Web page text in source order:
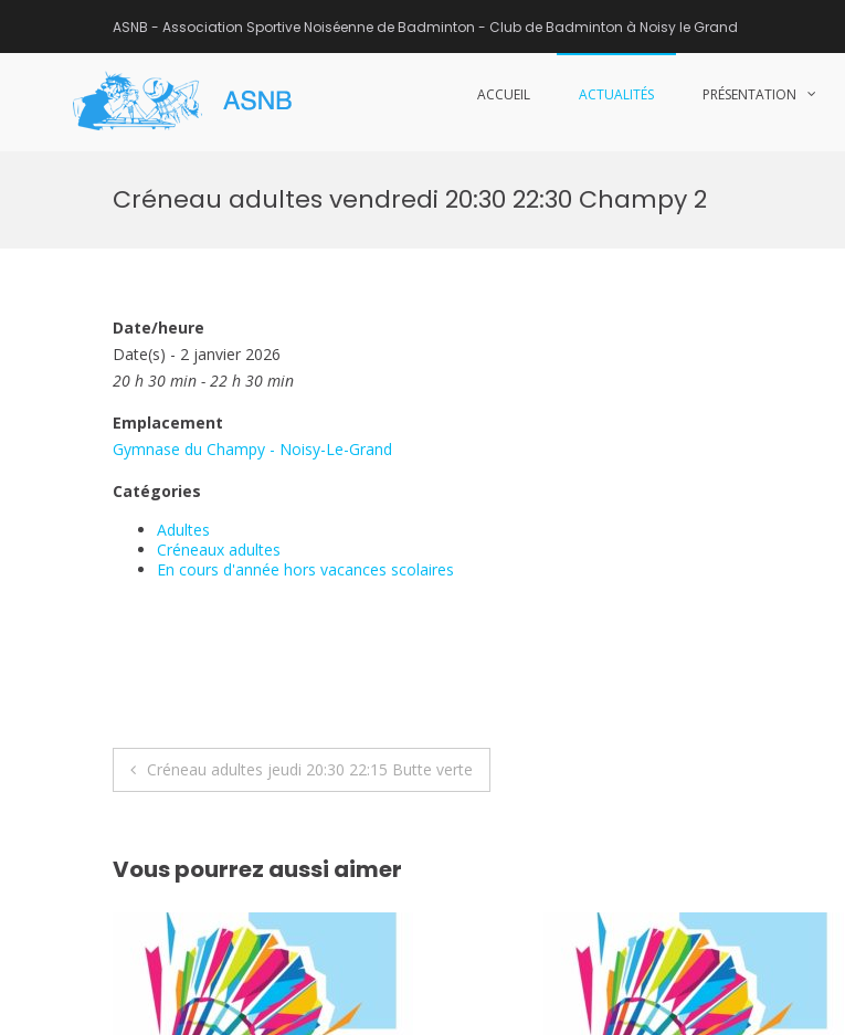
ASNB - Association Sportive Noiséenne de Badminton - Club de Badminton à Noisy le Grand
ACCUEIL ACTUALITÉS PRÉSENTATION
Créneau adultes vendredi 20:30 22:30 Champy 2
Date/heure
Date(s) - 2 janvier 2026
20 h 30 min - 22 h 30 min
Emplacement
Gymnase du Champy - Noisy-Le-Grand
Catégories
Adultes
Créneaux adultes
En cours d'année hors vacances scolaires
Navigation
l’article
Créneau adultes jeudi 20:30 22:15 Butte verte
Vous pourrez aussi aimer